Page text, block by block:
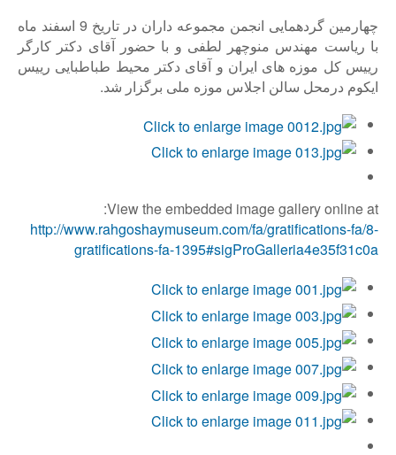
چهارمین گردهمایی انجمن مجموعه داران در تاریخ 9 اسفند ماه
با ریاست مهندس منوچهر لطفی و با حضور آقای دکتر کارگر
رییس کل موزه های ایران و آقای دکتر محیط طباطبایی رییس
ایکوم درمحل سالن اجلاس موزه ملی برگزار شد.
View the embedded image gallery online at:
http://www.rahgoshaymuseum.com/fa/gratifications-fa/8-
gratifications-fa-1395#sigProGalleria4e35f31c0a